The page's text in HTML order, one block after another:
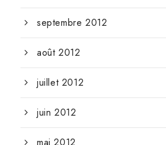
septembre 2012
août 2012
juillet 2012
juin 2012
mai 2012